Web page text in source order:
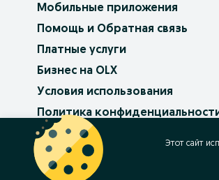
Мобильные приложения
Помощь и Обратная связь
Платные услуги
Бизнес на OLX
Условия использования
Политика
Этот сайт